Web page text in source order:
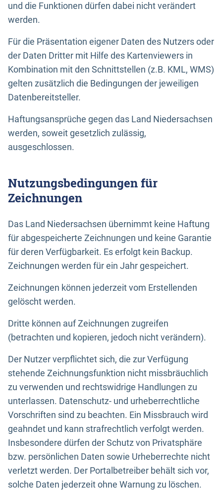
und die Funktionen dürfen dabei nicht verändert
werden.
Für die Präsentation eigener Daten des Nutzers oder
der Daten Dritter mit Hilfe des Kartenviewers in
Kombination mit den Schnittstellen (z.B. KML, WMS)
gelten zusätzlich die Bedingungen der jeweiligen
Datenbereitsteller.
Haftungsansprüche gegen das Land Niedersachsen
werden, soweit gesetzlich zulässig,
ausgeschlossen.
Nutzungsbedingungen für
Zeichnungen
Das Land Niedersachsen übernimmt keine Haftung
für abgespeicherte Zeichnungen und keine Garantie
für deren Verfügbarkeit. Es erfolgt kein Backup.
Zeichnungen werden für ein Jahr gespeichert.
Zeichnungen können jederzeit vom Erstellenden
gelöscht werden.
Dritte können auf Zeichnungen zugreifen
(betrachten und kopieren, jedoch nicht verändern).
Der Nutzer verpflichtet sich, die zur Verfügung
stehende Zeichnungsfunktion nicht missbräuchlich
zu verwenden und rechtswidrige Handlungen zu
unterlassen. Datenschutz- und urheberrechtliche
Vorschriften sind zu beachten. Ein Missbrauch wird
geahndet und kann strafrechtlich verfolgt werden.
Insbesondere dürfen der Schutz von Privatsphäre
bzw. persönlichen Daten sowie Urheberrechte nicht
verletzt werden. Der Portalbetreiber behält sich vor,
solche Daten jederzeit ohne Warnung zu löschen.